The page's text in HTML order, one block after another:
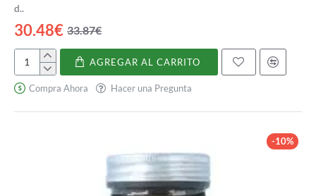
d..
30.48€ 33.87€
Holoram
Digest
AGREGAR AL CARRITO
Compra Ahora Hacer una Pregunta
-10%